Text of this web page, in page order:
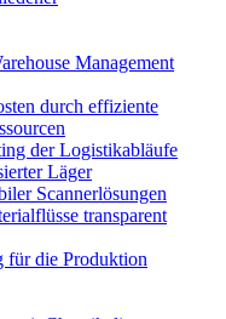
Management
durch effiziente
der Logistikabläufe
Läger
Scannerlösungen
transparent
für die Produktion